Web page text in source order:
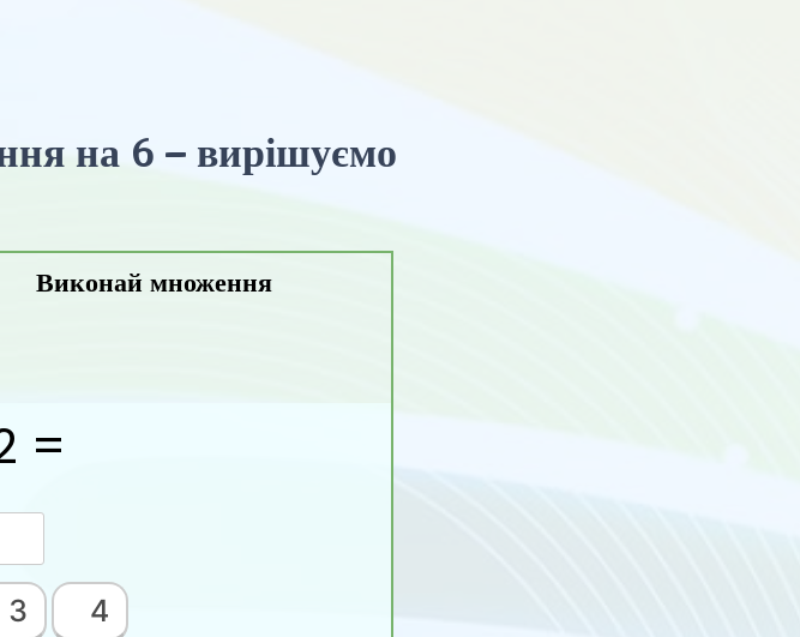
на 6 – вирішуємо
Виконай множення
=
3
4